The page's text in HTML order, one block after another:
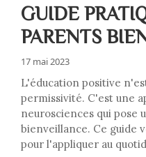
GUIDE
PARENTS
17 mai 2023
L'éducation positive
permissivité. C'est une
neurosciences qui pose
bienveillance. Ce guide
pour l'appliquer au